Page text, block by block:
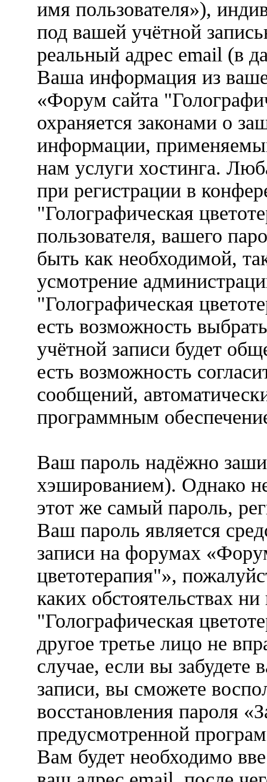
имя пользователя»),
под вашей учётной
реальный адрес email (в
Ваша информация из
«Форум сайта
охраняется законами о
информации,
нам услуги хостинга.
при регистрации в
"Голографическая
пользователя, вашего
быть как необходимой,
усмотрение
"Голографическая
есть возможность
учётной записи будет
есть возможность
сообщений,
программным
Ваш пароль надёжно
хэшированием). Однако
этот же самый пароль,
Ваш пароль является
записи на форумах
цветотерапия"»,
каких обстоятельствах
"Голографическая
другое третье лицо не
случае, если вы
записи, вы сможете
восстановления пароля
предусмотренной
Вам будет необходимо